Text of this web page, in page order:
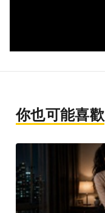
你也可能喜歡